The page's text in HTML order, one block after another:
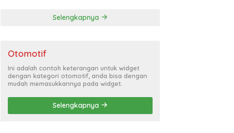
Selengkapnya
Otomotif
Ini adalah contoh keterangan untuk widget
dengan kategori otomotif, anda bisa dengan
mudah memasukkannya pada widget.
Selengkapnya